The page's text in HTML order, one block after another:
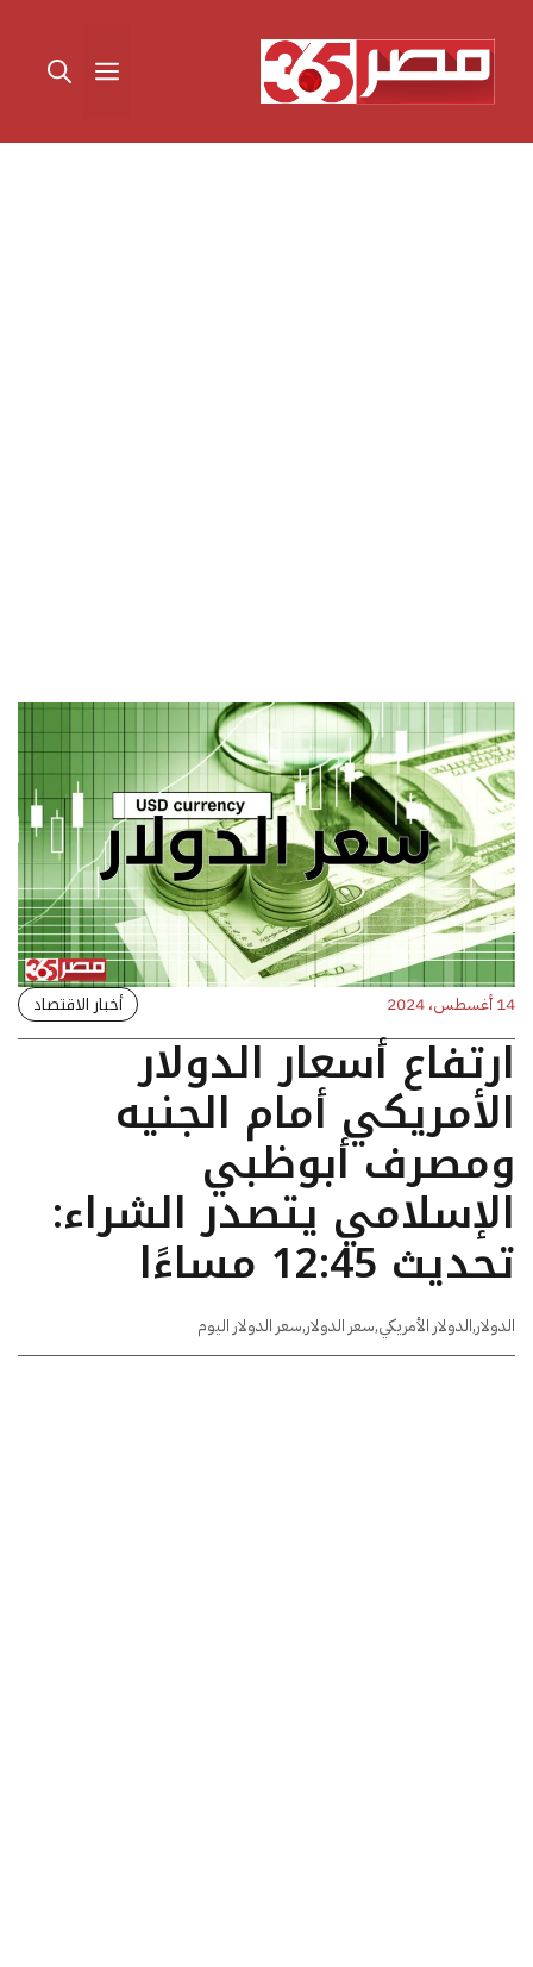
المحتوى القائمة
14 أغسطس، 2024 أخبار الاقتصاد
ارتفاع أسعار الدولار
الأمريكي أمام الجنيه
ومصرف أبوظبي
الإسلامي يتصدر الشراء:
تحديث 12:45 مساءًا
الدولار,الدولار الأمريكي,سعر الدولار,سعر الدولار اليوم